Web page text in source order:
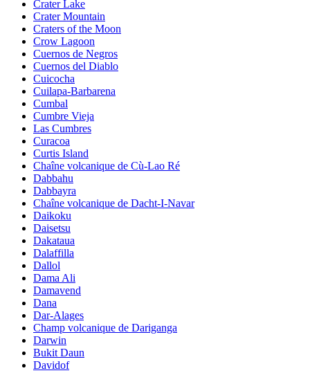
Crater Lake
Crater Mountain
Craters of the Moon
Crow Lagoon
Cuernos de Negros
Cuernos del Diablo
Cuicocha
Cuilapa-Barbarena
Cumbal
Cumbre Vieja
Las Cumbres
Curacoa
Curtis Island
Chaîne volcanique de Cù-Lao Ré
Dabbahu
Dabbayra
Chaîne volcanique de Dacht-I-Navar
Daikoku
Daisetsu
Dakataua
Dalaffilla
Dallol
Dama Ali
Damavend
Dana
Dar-Alages
Champ volcanique de Dariganga
Darwin
Bukit Daun
Davidof